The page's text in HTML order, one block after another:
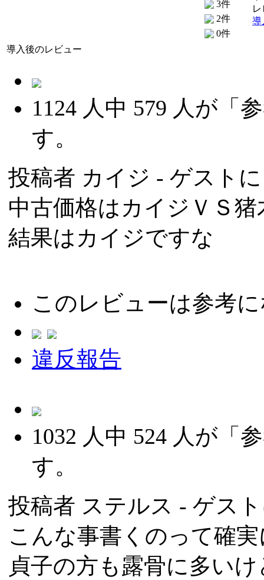
3件
2件
0件
導
導入後のレビュー
1124 人中 579 人が「
す。
投稿者 カイジ - ゲスト
中古価格はカイジＶＳ
結果はカイジですな
このレビューは参考
違反報告
1032 人中 524 人が「
す。
投稿者 ステルス - ゲス
こんな事書くのって確
貞子の方も露骨に多い